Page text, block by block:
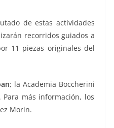
de estas actividades
recorridos guiados a
11 piezas originales del
; la Academia Boccherini
más información, los
Morin.